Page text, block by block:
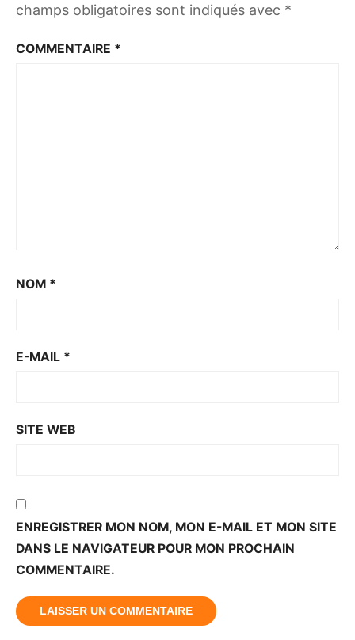
champs obligatoires sont indiqués avec *
COMMENTAIRE *
NOM *
E-MAIL *
SITE WEB
ENREGISTRER MON NOM, MON E-MAIL ET MON SITE
DANS LE NAVIGATEUR POUR MON PROCHAIN
COMMENTAIRE.